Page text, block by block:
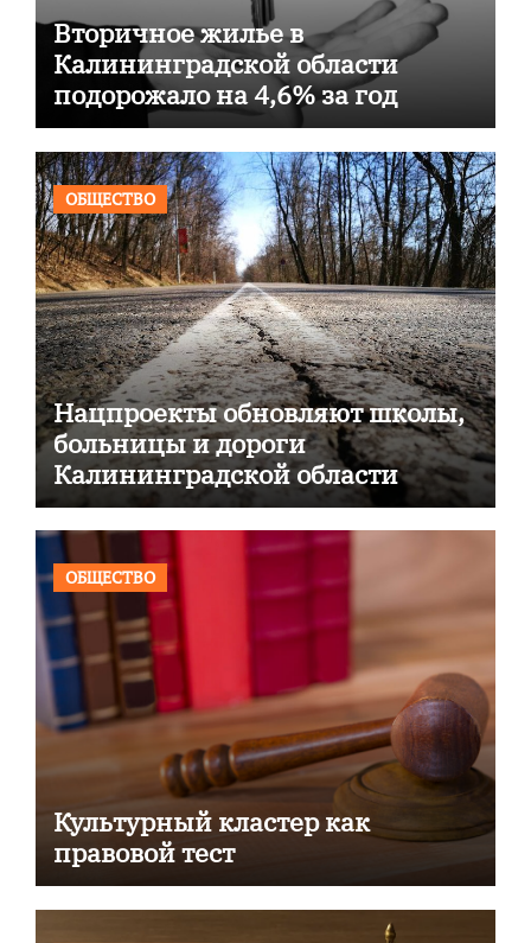
Вторичное жилье в
Калининградской области
подорожало на 4,6% за год
ОБЩЕСТВО
Нацпроекты обновляют школы,
больницы и дороги
Калининградской области
ОБЩЕСТВО
Культурный кластер как
правовой тест